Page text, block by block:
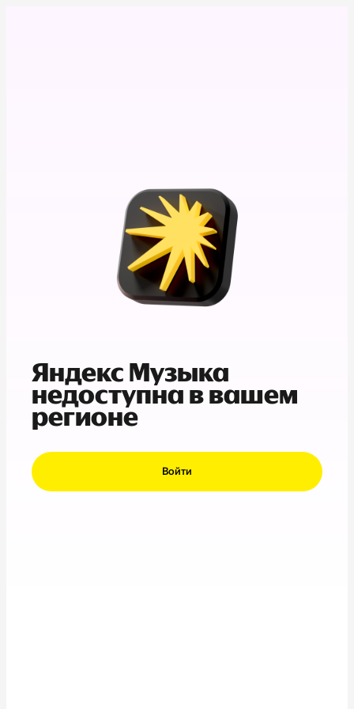
Яндекс Музыка
недоступна в вашем
регионе
Войти